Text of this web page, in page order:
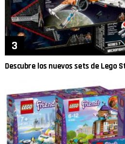
Descubre los nuevos sets de Lego